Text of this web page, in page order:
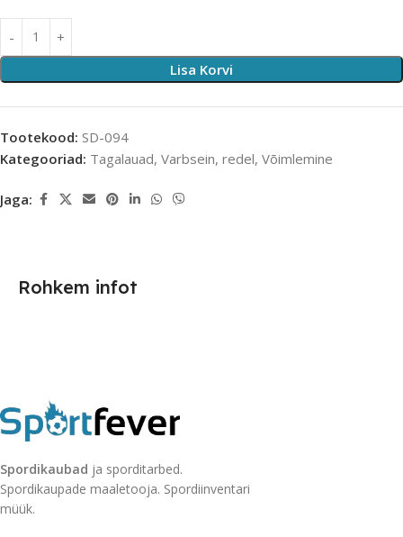
Lisa Korvi
Tootekood: SD-094
Kategooriad: Tagalauad, Varbsein, redel, Võimlemine
Jaga:
Rohkem infot
Spordikaubad ja sporditarbed.
Spordikaupade maaletooja. Spordiinventari
müük.